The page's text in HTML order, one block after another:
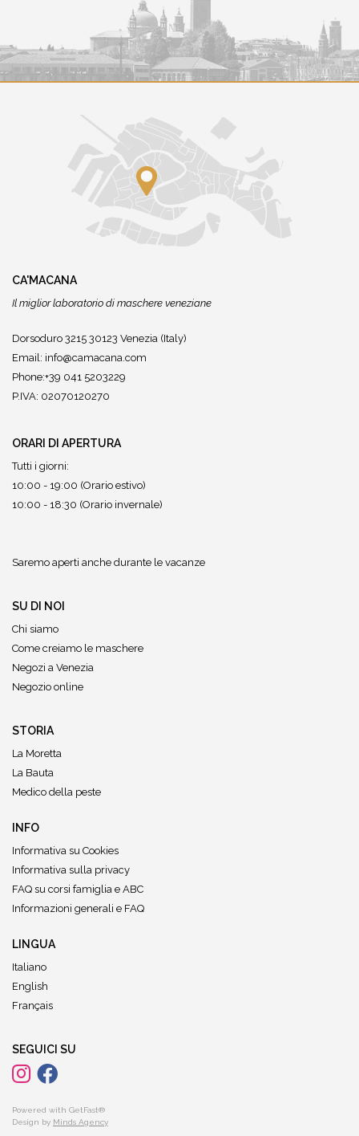
CA'MACANA
Il miglior laboratorio di maschere veneziane
Dorsoduro 3215 30123 Venezia (Italy)
Email: info@camacana.com
Phone:+39 041 5203229
P.IVA: 02070120270
ORARI DI APERTURA
Tutti i giorni:
10:00 - 19:00 (Orario estivo)
10:00 - 18:30 (Orario invernale)
Saremo aperti anche durante le vacanze
SU DI NOI
Chi siamo
Come creiamo le maschere
Negozi a Venezia
Negozio online
STORIA
La Moretta
La Bauta
Medico della peste
INFO
Informativa su Cookies
Informativa sulla privacy
FAQ su corsi famiglia e ABC
Informazioni generali e FAQ
LINGUA
Italiano
English
Français
SEGUICI SU
Powered with GetFast®
Design by Minds Agency